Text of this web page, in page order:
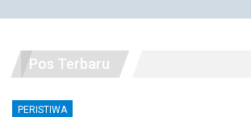
Pos Terbaru
PERISTIWA